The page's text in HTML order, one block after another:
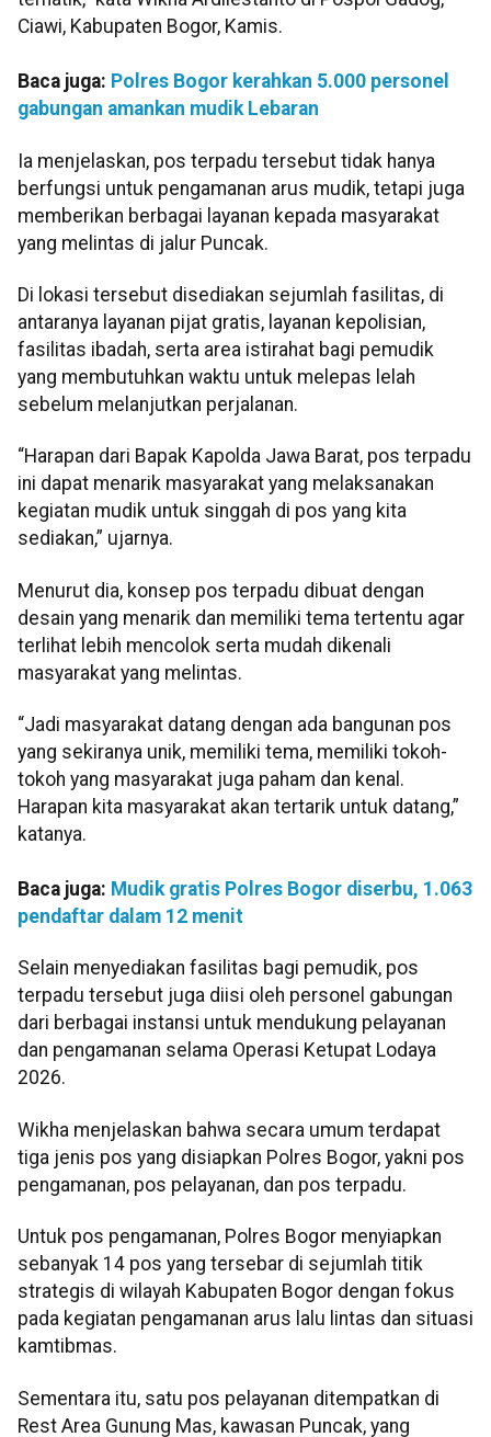
Ciawi, Kabupaten Bogor, Kamis.
Baca juga: Polres Bogor kerahkan 5.000 personel
gabungan amankan mudik Lebaran
Ia menjelaskan, pos terpadu tersebut tidak hanya
berfungsi untuk pengamanan arus mudik, tetapi juga
memberikan berbagai layanan kepada masyarakat
yang melintas di jalur Puncak.
Di lokasi tersebut disediakan sejumlah fasilitas, di
antaranya layanan pijat gratis, layanan kepolisian,
fasilitas ibadah, serta area istirahat bagi pemudik
yang membutuhkan waktu untuk melepas lelah
sebelum melanjutkan perjalanan.
“Harapan dari Bapak Kapolda Jawa Barat, pos terpadu
ini dapat menarik masyarakat yang melaksanakan
kegiatan mudik untuk singgah di pos yang kita
sediakan,” ujarnya.
Menurut dia, konsep pos terpadu dibuat dengan
desain yang menarik dan memiliki tema tertentu agar
terlihat lebih mencolok serta mudah dikenali
masyarakat yang melintas.
“Jadi masyarakat datang dengan ada bangunan pos
yang sekiranya unik, memiliki tema, memiliki tokoh-
tokoh yang masyarakat juga paham dan kenal.
Harapan kita masyarakat akan tertarik untuk datang,”
katanya.
Baca juga: Mudik gratis Polres Bogor diserbu, 1.063
pendaftar dalam 12 menit
Selain menyediakan fasilitas bagi pemudik, pos
terpadu tersebut juga diisi oleh personel gabungan
dari berbagai instansi untuk mendukung pelayanan
dan pengamanan selama Operasi Ketupat Lodaya
2026.
Wikha menjelaskan bahwa secara umum terdapat
tiga jenis pos yang disiapkan Polres Bogor, yakni pos
pengamanan, pos pelayanan, dan pos terpadu.
Untuk pos pengamanan, Polres Bogor menyiapkan
sebanyak 14 pos yang tersebar di sejumlah titik
strategis di wilayah Kabupaten Bogor dengan fokus
pada kegiatan pengamanan arus lalu lintas dan situasi
kamtibmas.
Sementara itu, satu pos pelayanan ditempatkan di
Rest Area Gunung Mas, kawasan Puncak, yang